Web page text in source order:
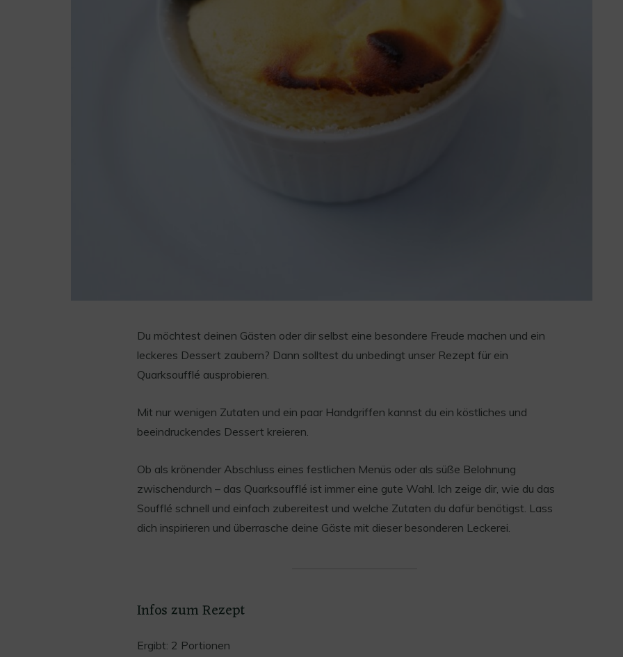
Du möchtest deinen Gästen oder dir selbst eine besondere Freude machen und ein
leckeres Dessert zaubern? Dann solltest du unbedingt unser Rezept für ein
Quarksoufflé ausprobieren.
Mit nur wenigen Zutaten und ein paar Handgriffen kannst du ein köstliches und
beeindruckendes Dessert kreieren.
Ob als krönender Abschluss eines festlichen Menüs oder als süße Belohnung
zwischendurch – das Quarksoufflé ist immer eine gute Wahl. Ich zeige dir, wie du das
Soufflé schnell und einfach zubereitest und welche Zutaten du dafür benötigst. Lass
dich inspirieren und überrasche deine Gäste mit dieser besonderen Leckerei.
Infos zum Rezept
Ergibt: 2 Portionen